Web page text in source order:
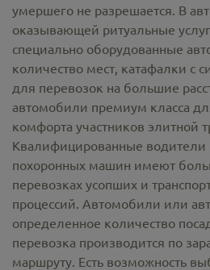
умершего не разрешается. В
оказывающей ритуальные
специально оборудованные
количество мест, катафалки с
для перевозок на большие
автомобили премиум класса
комфорта участников элитной
Квалифицированные водители
похоронных машин имеют
перевозках усопших и
процессий. Автомобили или
определенное количество
перевозка производится по
маршруту. Есть возможность